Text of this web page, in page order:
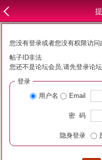
您没有登录或者您没有权限访
帖子ID非法
您还不是论坛会员,请先登录论坛
登录
用户名
Email
密 码
隐身登录